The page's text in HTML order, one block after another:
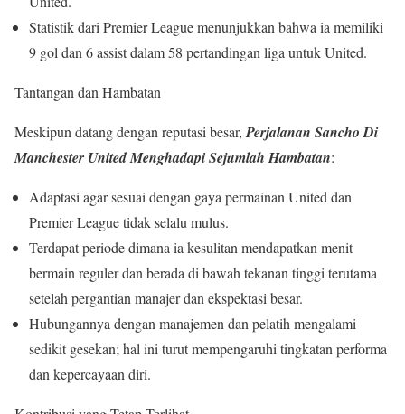
Statistik dari Premier League menunjukkan bahwa ia memiliki
9 gol dan 6 assist dalam 58 pertandingan liga untuk United.
Tantangan dan Hambatan
Meskipun datang dengan reputasi besar, Perjalanan Sancho Di
Manchester United Menghadapi Sejumlah Hambatan:
Adaptasi agar sesuai dengan gaya permainan United dan
Premier League tidak selalu mulus.
Terdapat periode dimana ia kesulitan mendapatkan menit
bermain reguler dan berada di bawah tekanan tinggi terutama
setelah pergantian manajer dan ekspektasi besar.
Hubungannya dengan manajemen dan pelatih mengalami
sedikit gesekan; hal ini turut mempengaruhi tingkatan performa
dan kepercayaan diri.